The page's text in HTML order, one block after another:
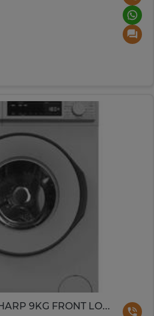
MACHINE A LAVER SHARP 9KG FRONT LOAD GRIS